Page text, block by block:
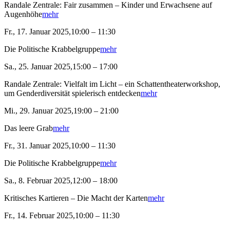
Randale Zentrale: Fair zusammen – Kinder und Erwachsene auf
Augenhöhemehr
Fr., 17. Januar 2025,10:00 – 11:30
Die Politische Krabbelgruppemehr
Sa., 25. Januar 2025,15:00 – 17:00
Randale Zentrale: Vielfalt im Licht – ein Schattentheaterworkshop,
um Genderdiversität spielerisch entdeckenmehr
Mi., 29. Januar 2025,19:00 – 21:00
Das leere Grabmehr
Fr., 31. Januar 2025,10:00 – 11:30
Die Politische Krabbelgruppemehr
Sa., 8. Februar 2025,12:00 – 18:00
Kritisches Kartieren – Die Macht der Kartenmehr
Fr., 14. Februar 2025,10:00 – 11:30